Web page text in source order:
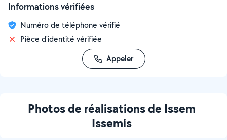
Informations vérifiées
Numéro de téléphone vérifié
Pièce d'identité vérifiée
Appeler
Photos de réalisations de Issem
Issemis